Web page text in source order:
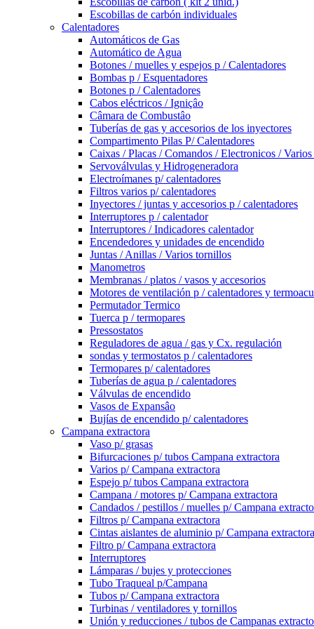
Escobillas de carbón individuales
Calentadores
Automáticos de Gas
Automático de Agua
Botones / muelles y espejos p / Calentadores
Bombas p / Esquentadores
Botones p / Calentadores
Cabos eléctricos / Igniçâo
Câmara de Combustâo
Tuberías de gas y accesorios de los inyectores
Compartimento Pilas P/ Calentadores
Caixas / Placas / Comandos / Electronicos /
Servoválvulas y Hidrogeneradora
Electroímanes p/ calentadores
Filtros varios p/ calentadores
Inyectores / juntas y accesorios p / calentadores
Interruptores p / calentador
Interruptores / Indicadores calentador
Encendedores y unidades de encendido
Juntas / Anillas / Varios tornillos
Manometros
Membranas / platos / vasos y accesorios
Motores de ventilación p / calentadores y
Permutador Termico
Tuerca p / termopares
Pressostatos
Reguladores de agua / gas y Cx. regulación
sondas y termostatos p / calentadores
Termopares p/ calentadores
Tuberías de agua p / calentadores
Válvulas de encendido
Vasos de Expansâo
Bujías de encendido p/ calentadores
Campana extractora
Vaso p/ grasas
Bifurcaciones p/ tubos Campana extractora
Varios p/ Campana extractora
Espejo p/ tubos Campana extractora
Campana / motores p/ Campana extractora
Candados / pestillos / muelles p/ Campana
Filtros p/ Campana extractora
Cintas aislantes de aluminio p/ Campana extractora
Filtro p/ Campana extractora
Interruptores
Lámparas / bujes y protecciones
Tubo Traqueal p/Campana
Tubos p/ Campana extractora
Turbinas / ventiladores y tornillos
Unión y reducciones / tubos de Campanas